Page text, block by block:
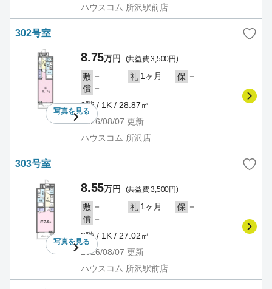
ハウスコム 所沢駅前店
302号室
写真を見る
8.75万円 (共益費 3,500円)
敷 － 礼 1ヶ月 保 －
償 －
3階 / 1K / 28.87㎡
2026/08/07 更新
ハウスコム 所沢店
303号室
写真を見る
8.55万円 (共益費 3,500円)
敷 － 礼 1ヶ月 保 －
償 －
3階 / 1K / 27.02㎡
2026/08/07 更新
ハウスコム 所沢駅前店